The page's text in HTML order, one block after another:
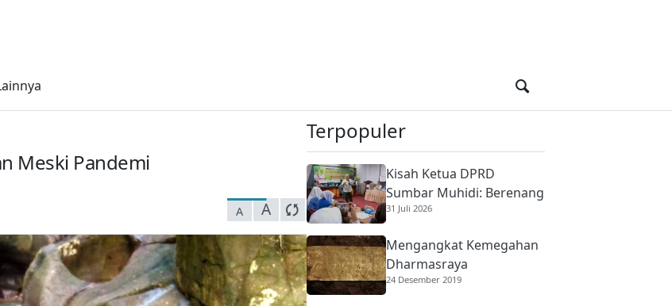
Meski Pandemi
A A
Terpopuler
Kisah Ketua DPRD
Sumbar Muhidi: Berenang
di Sungai Berbuaya Demi
Orang Tua
31 Juli 2026
Mengangkat Kemegahan
Dharmasraya
24 Desember 2019